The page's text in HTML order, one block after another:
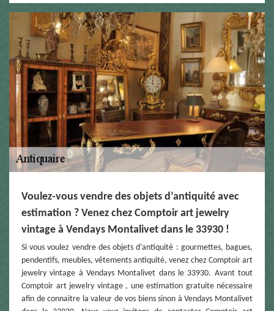
Voulez-vous vendre des objets d’antiquité avec
estimation ? Venez chez Comptoir art jewelry
vintage à Vendays Montalivet dans le 33930 !
Si vous voulez vendre des objets d’antiquité : gourmettes, bagues,
pendentifs, meubles, vêtements antiquité, venez chez Comptoir art
jewelry vintage à Vendays Montalivet dans le 33930. Avant tout
Comptoir art jewelry vintage , une estimation gratuite nécessaire
afin de connaitre la valeur de vos biens sinon à Vendays Montalivet